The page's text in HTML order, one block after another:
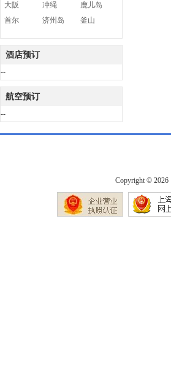
大阪
冲绳
鹿儿岛
首尔
济州岛 釜山
酒店预订
--
航空预订
--
Copyright © 2026